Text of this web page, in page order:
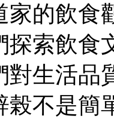
家的飲食
探索飲食
對生活品
榖不是簡